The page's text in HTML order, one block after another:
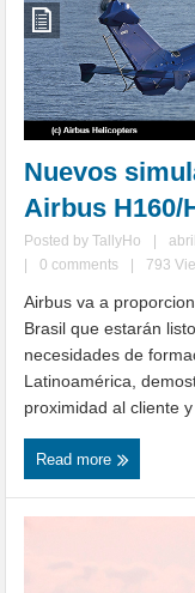
Nuevos
Airbus H160/
Posted byTallyHo
0 comments 793
Airbus va a
Brasil que estarán
necesidades de
Latinoamérica,
proximidad al cliente
Read more